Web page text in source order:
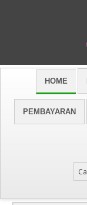
HOME
PEMBAYARAN